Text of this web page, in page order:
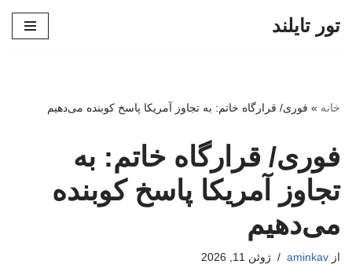
تور تایلند
خانه » فوری/ قرارگاه خاتم: به تجاوز آمریکا پاسخ کوبنده می‌دهیم
فوری/ قرارگاه خاتم: به
تجاوز آمریکا پاسخ کوبنده
می‌دهیم
از aminkav ژوئن 11, 2026